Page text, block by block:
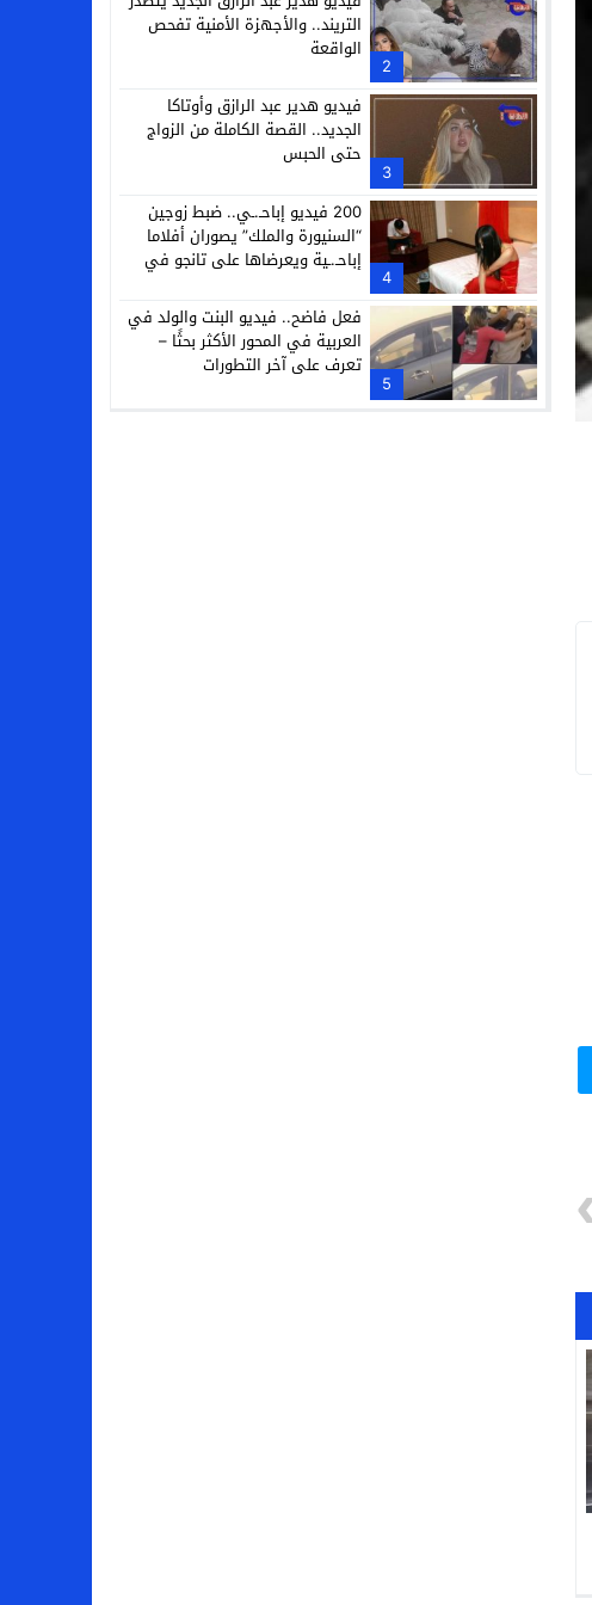
2
التريند.. والأجهزة الأمنية تفحص
الواقعة
3
فيديو هدير عبد الرازق وأوتاكا
الجديد.. القصة الكاملة من الزواج
حتى الحبس
4
200 فيديو إباحـ.ـي.. ضبط زوجين
“السنيورة والملك” يصوران أفلاما
إباحـ.ـية ويعرضاها على تانجو في
5
فعل فاضح.. فيديو البنت والولد في
العربية في المحور الأكثر بحثًا –
تعرف على آخر التطورات